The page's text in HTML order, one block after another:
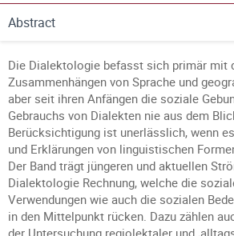
Abstract
Die Dialektologie befasst sich primär mit
Zusammenhängen von Sprache und
aber seit ihren Anfängen die soziale
Gebrauchs von Dialekten nie aus dem
Berücksichtigung ist unerlässlich, wenn
und Erklärungen von linguistischen
Der Band trägt jüngeren und aktuellen
Dialektologie Rechnung, welche die
Verwendungen wie auch die sozialen
in den Mittelpunkt rücken. Dazu zählen
der Untersuchung regiolektaler und